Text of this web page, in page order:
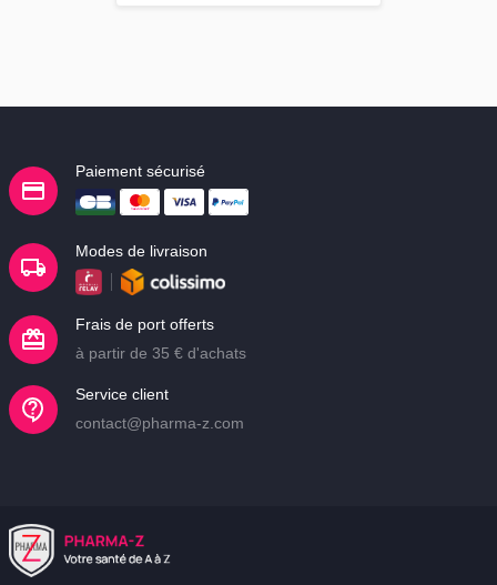
Paiement sécurisé
Modes de livraison
Frais de port offerts
à partir de 35 € d'achats
Service client
contact@pharma-z.com